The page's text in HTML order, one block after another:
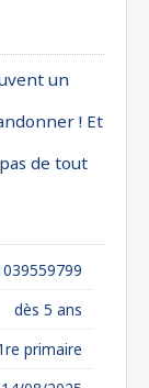
un
! Et
de tout
dès 5 ans
primaire